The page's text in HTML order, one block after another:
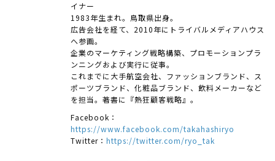
イナー
1983年生まれ。鳥取県出身。
広告会社を経て、2010年にトライバルメディアハウス
へ参画。
企業のマーケティング戦略構築、プロモーションプラ
ンニングおよび実行に従事。
これまでに大手航空会社、ファッションブランド、ス
ポーツブランド、化粧品ブランド、飲料メーカーなど
を担当。著書に『熱狂顧客戦略』。
Facebook：
https://www.facebook.com/takahashiryo
Twitter： https://twitter.com/ryo_tak